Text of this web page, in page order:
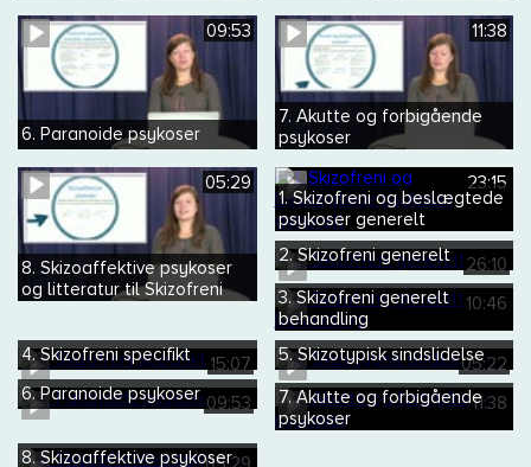
09:53
6. Paranoide psykoser
11:38
7. Akutte og forbigående
psykoser
05:29
8. Skizoaffektive psykoser
og litteratur til Skizofreni
23:15
1. Skizofreni og beslægtede
psykoser generelt
26:10
2. Skizofreni generelt
10:46
3. Skizofreni generelt
behandling
15:07
4. Skizofreni specifikt 05:22
5. Skizotypisk sindslidelse
09:53
6. Paranoide psykoser 11:38
7. Akutte og forbigående
psykoser
8. Skizoaffektive psykoser